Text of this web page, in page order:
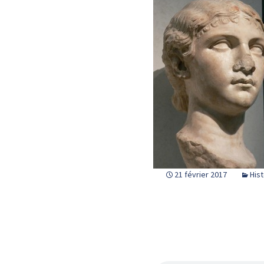
21 février 2017